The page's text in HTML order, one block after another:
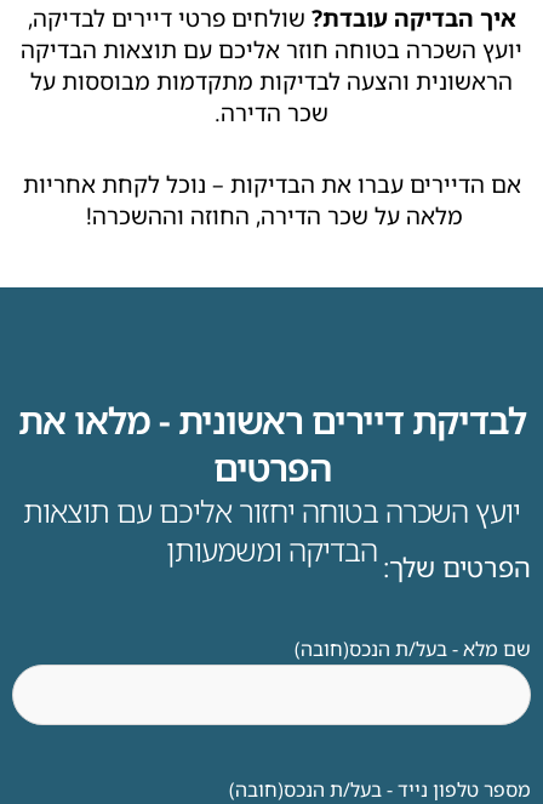
איך הבדיקה עובדת? שולחים פרטי דיירים לבדיקה,
יועץ השכרה בטוחה חוזר אליכם עם תוצאות הבדיקה
הראשונית והצעה לבדיקות מתקדמות מבוססות על
שכר הדירה.
אם הדיירים עברו את הבדיקות – נוכל לקחת אחריות
מלאה על שכר הדירה, החוזה וההשכרה!
לבדיקת דיירים ראשונית - מלאו את
הפרטים
יועץ השכרה בטוחה יחזור אליכם עם תוצאות
הבדיקה ומשמעותן הפרטים שלך:
שם מלא - בעל/ת הנכס(חובה)
מספר טלפון נייד - בעל/ת הנכס(חובה)